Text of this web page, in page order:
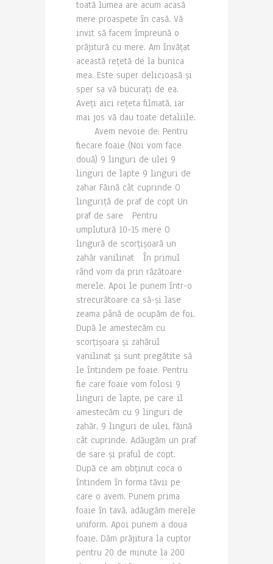
toată lumea are acum acasă
mere proaspete în casă. Vă
invit să facem împreună o
prăjitură cu mere. Am învățat
această rețetă de la bunica
mea. Este super delicioasă și
sper sa vă bucurați de ea.
Aveți aici rețeta filmată, iar
mai jos vă dau toate detaliile.
Avem nevoie de: Pentru
fiecare foaie (Noi vom face
două) 9 linguri de ulei 9
linguri de lapte 9 linguri de
zahar Făină cât cuprinde O
linguriță de praf de copt Un
praf de sare Pentru
umplutură 10-15 mere O
lingură de scorțișoară un
zahăr vanilinat În primul
rând vom da prin răzătoare
merele. Apoi le punem într-o
strecurătoare ca să-și lase
zeama până de ocupăm de foi.
După le amestecăm cu
scorțișoara și zahărul
vanilinat și sunt pregătite să
le întindem pe foaie. Pentru
fie care foaie vom folosi 9
linguri de lapte, pe care il
amestecăm cu 9 linguri de
zahăr, 9 linguri de ulei, făină
cât cuprinde. Adăugăm un praf
de sare și praful de copt.
După ce am obținut coca o
întindem în forma tăvii pe
care o avem. Punem prima
foaie în tavă, adăugăm merele
uniform. Apoi punem a doua
foaie. Dăm prăjitura la cuptor
pentru 20 de minute la 200